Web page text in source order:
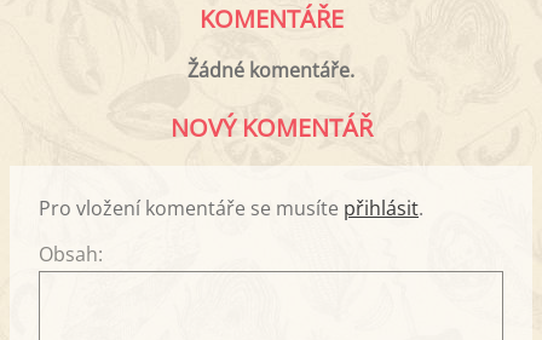
KOMENTÁŘE
Žádné komentáře.
NOVÝ KOMENTÁŘ
Pro vložení komentáře se musíte přihlásit.
Obsah: